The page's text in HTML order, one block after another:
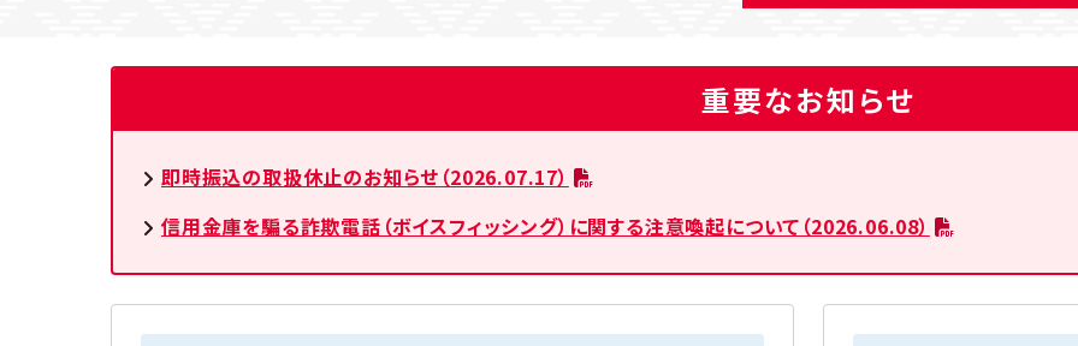
重要なお知らせ
即時振込の取扱休止のお知らせ（2026.07.17）
信用金庫を騙る詐欺電話（ボイスフィッシング）に関する注意喚起について（2026.06.08）